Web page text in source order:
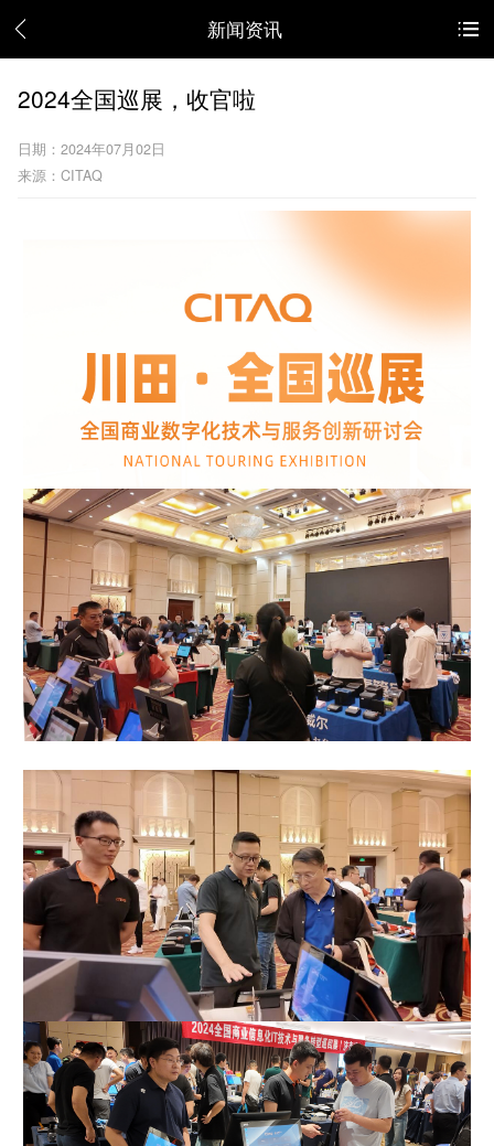
新闻资讯
2024全国巡展，收官啦
日期：2024年07月02日
来源：CITAQ